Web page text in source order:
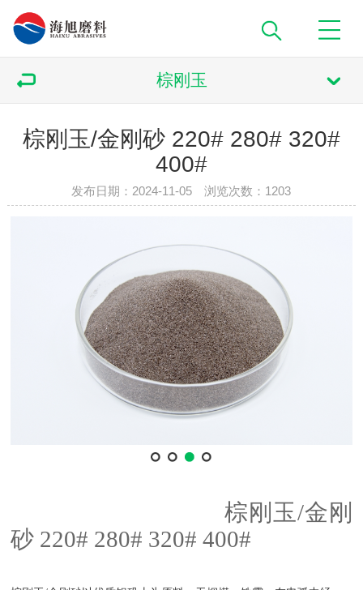
棕刚玉
棕刚玉/金刚砂 220# 280# 320#
400#
发布日期：2024-11-05 浏览次数： 1203
棕刚玉/金刚
砂 220# 280# 320# 400#